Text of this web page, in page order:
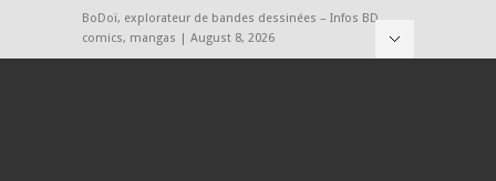
BoDoï, explorateur de bandes dessinées – Infos BD,
comics, mangas | August 8, 2026